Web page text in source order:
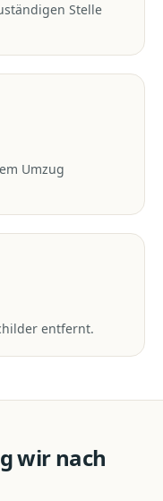
Stelle
Umzug
entfernt.
wir nach